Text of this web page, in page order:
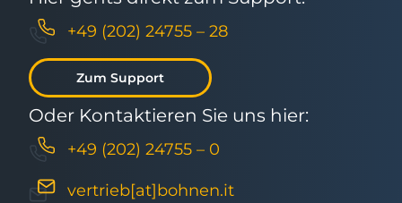
+49 (202) 24755 – 28
Zum Support
Oder Kontaktieren Sie uns hier:
+49 (202) 24755 – 0
vertrieb[at]bohnen.it